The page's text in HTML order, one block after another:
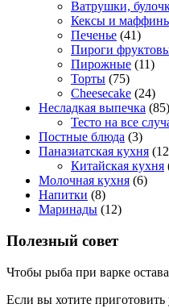
Ватрушки,
Кексы и
Печенье (41)
Пироги
Пирожные (11)
Торты (75)
Cheesecake (24)
Несладкая выпечка (85)
Тесто на все
Постные блюда (3)
Паназиатская кухня
Китайская кухня
Молочная кухня (6)
Напитки (8)
Маринады (12)
Полезный совет
Чтобы рыба при варке
Если вы хотите